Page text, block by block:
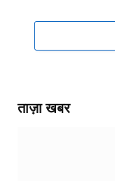
ताज़ा खबर